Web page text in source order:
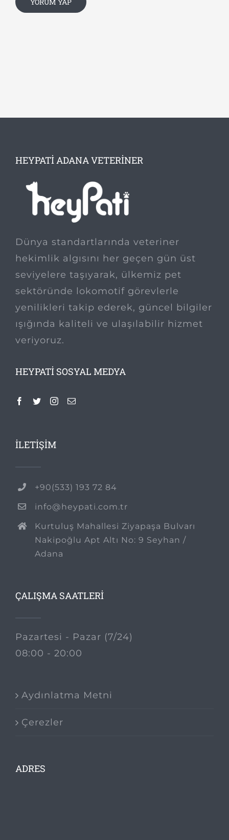
HEYPATI ADANA VETERINER
Dünya standartlarında veteriner
hekimlik algısını her geçen gün üst
seviyelere taşıyarak, ülkemiz pet
sektöründe lokomotif görevlerle
yenilikleri takip ederek, güncel bilgiler
ışığında kaliteli ve ulaşılabilir hizmet
veriyoruz.
HEYPATI SOSYAL MEDYA
İLETİŞİM
+90(533) 193 72 84
info@heypati.com.tr
Kurtuluş Mahallesi Ziyapaşa Bulvarı
Nakipoğlu Apt Altı No: 9 Seyhan /
Adana
ÇALIŞMA SAATLERİ
Pazartesi - Pazar (7/24)
08:00 - 20:00
Aydınlatma Metni
Çerezler
ADRES